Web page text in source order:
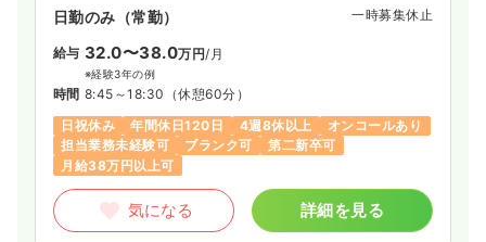
日勤のみ（常勤） 一時募集休止
給与 32.0〜38.0万円/月
※経験3年の例
時間 8:45～18:30 （休憩60分）
日祝休み
年間休日120日 4週8休以上
オンコールあり
担当業務未経験可
ブランク可
第二新卒可
月給38万円以上可
気になる 詳細を見る